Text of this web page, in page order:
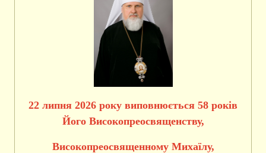
22 липня 2026 року виповнюється 58 років
Його Високопреосвященству,
Високопреосвященному Михаїлу,